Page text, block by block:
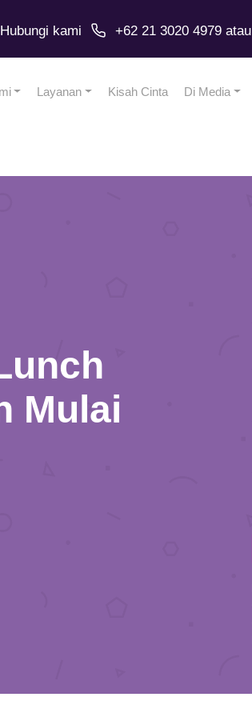
Hubungi kami +62 21 3020 4979atau
Layanan Kisah Cinta Di Media
Mulai